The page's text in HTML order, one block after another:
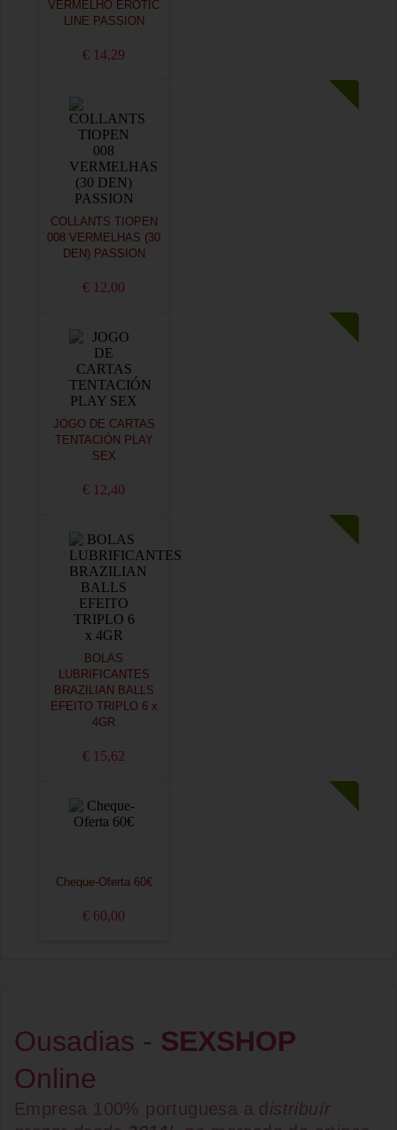
VERMELHO EROTIC
LINE PASSION
€ 14,29
COLLANTS TIOPEN
008 VERMELHAS (30
DEN) PASSION
€ 12,00
JOGO DE CARTAS
TENTACIÓN PLAY
SEX
€ 12,40
BOLAS
LUBRIFICANTES
BRAZILIAN BALLS
EFEITO TRIPLO 6 x
4GR
€ 15,62
Cheque-Oferta 60€
€ 60,00
Ousadias - SEXSHOP
Online
Empresa 100% portuguesa a d istribuír